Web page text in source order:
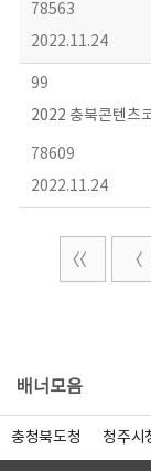
78563
2022.11.24
99
2022 충북콘텐츠
78609
2022.11.24
배너모음
충청북도청 청주시